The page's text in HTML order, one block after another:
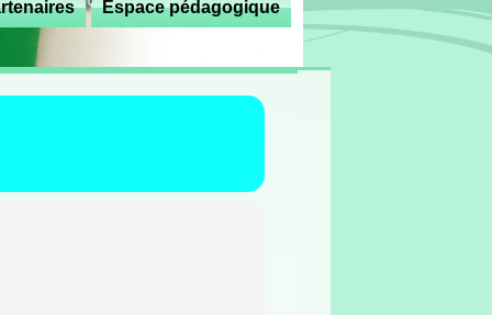
Espace pédagogique